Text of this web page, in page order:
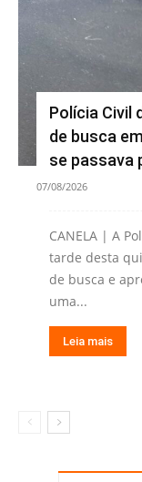
Polícia Civil
de busca
se passava
07/08/2026
CANELA | A
tarde desta
de busca e
uma...
Leia mais